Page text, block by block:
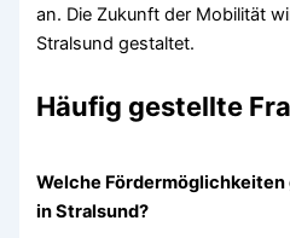
an. Die Zukunft der Mobilität
Stralsund gestaltet.
Häufig gestellte
Welche
in Stralsund?